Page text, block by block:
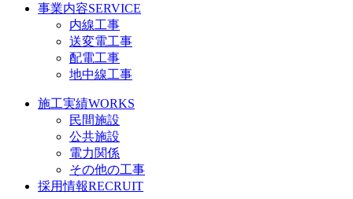
事業内容SERVICE
内線工事
送変電工事
配電工事
地中線工事
施工実績WORKS
民間施設
公共施設
電力関係
その他の工事
採用情報RECRUIT